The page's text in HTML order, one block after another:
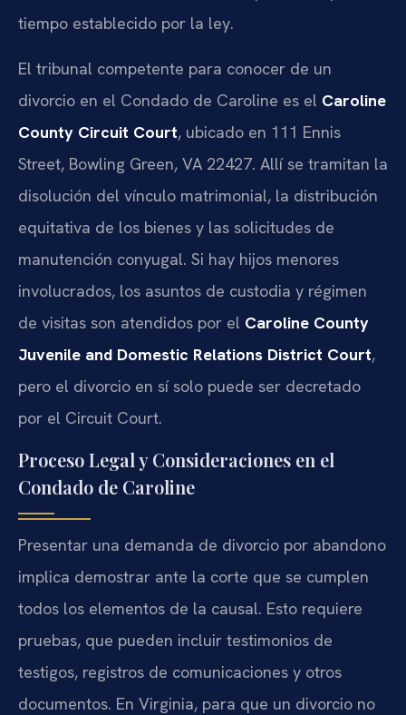
tiempo establecido por la ley.
El tribunal competente para conocer de un
divorcio en el Condado de Caroline es el Caroline
County Circuit Court, ubicado en 111 Ennis
Street, Bowling Green, VA 22427. Allí se tramitan la
disolución del vínculo matrimonial, la distribución
equitativa de los bienes y las solicitudes de
manutención conyugal. Si hay hijos menores
involucrados, los asuntos de custodia y régimen
de visitas son atendidos por el Caroline County
Juvenile and Domestic Relations District Court,
pero el divorcio en sí solo puede ser decretado
por el Circuit Court.
Proceso Legal y Consideraciones en el
Condado de Caroline
Presentar una demanda de divorcio por abandono
implica demostrar ante la corte que se cumplen
todos los elementos de la causal. Esto requiere
pruebas, que pueden incluir testimonios de
testigos, registros de comunicaciones y otros
documentos. En Virginia, para que un divorcio no